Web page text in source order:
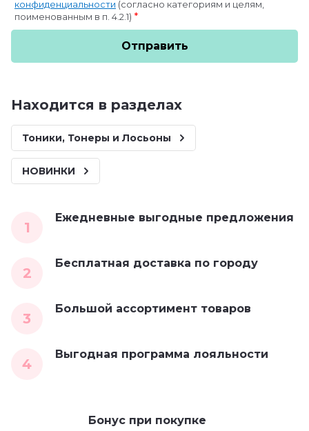
конфиденциальности (согласно категориям и целям,
поименованным в п. 4.2.1) *
Отправить
Находится в разделах
Тоники, Тонеры и Лосьоны
НОВИНКИ
1
Ежедневные выгодные предложения
2
Бесплатная доставка по городу
3
Большой ассортимент товаров
4
Выгодная программа лояльности
Бонус при покупке